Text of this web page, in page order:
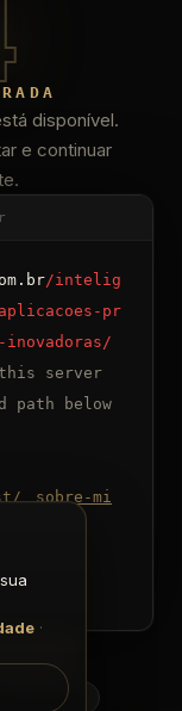
disponível.
e continuar
/intelig
pr
inovadoras/
server
path below
/
sobre-mi
Podcast
·